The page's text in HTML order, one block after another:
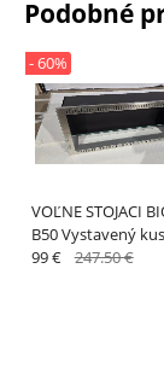
Podobné
VOĽNE STOJACI
B50 Vystavený
v predajni Bratislava
- 60%
99 € 247.50 €